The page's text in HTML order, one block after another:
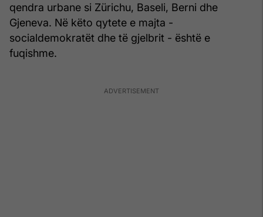
qendra urbane si Zürichu, Baseli, Berni dhe
Gjeneva. Në këto qytete e majta -
socialdemokratët dhe të gjelbrit - është e
fuqishme.